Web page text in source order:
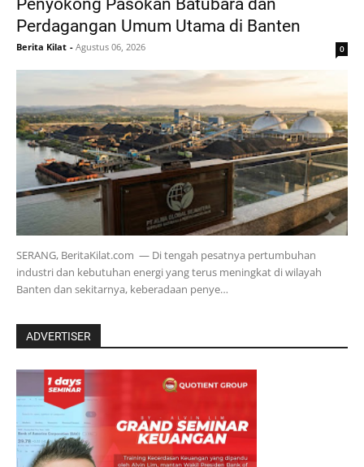
Penyokong Pasokan Batubara dan
Perdagangan Umum Utama di Banten
Berita Kilat - Agustus 06, 2026 0
SERANG, BeritaKilat.com — Di tengah pesatnya pertumbuhan
industri dan kebutuhan energi yang terus meningkat di wilayah
Banten dan sekitarnya, keberadaan penye…
ADVERTISER